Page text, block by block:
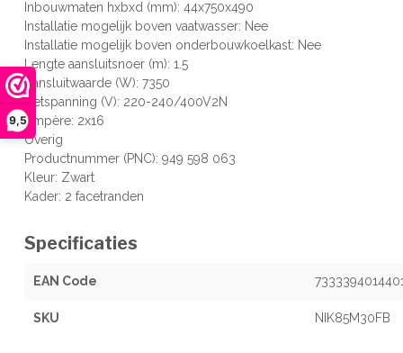
9,5
Inbouwmaten hxbxd (mm): 44x750x490
Installatie mogelijk boven vaatwasser: Nee
Installatie mogelijk boven onderbouwkoelkast: Nee
Lengte aansluitsnoer (m): 1.5
Aansluitwaarde (W): 7350
Netspanning (V): 220-240/400V2N
Ampère: 2x16
Overig
Productnummer (PNC): 949 598 063
Kleur: Zwart
Kader: 2 facetranden
Specificaties
EAN Code 7333394014401
SKU NIK85M30FB